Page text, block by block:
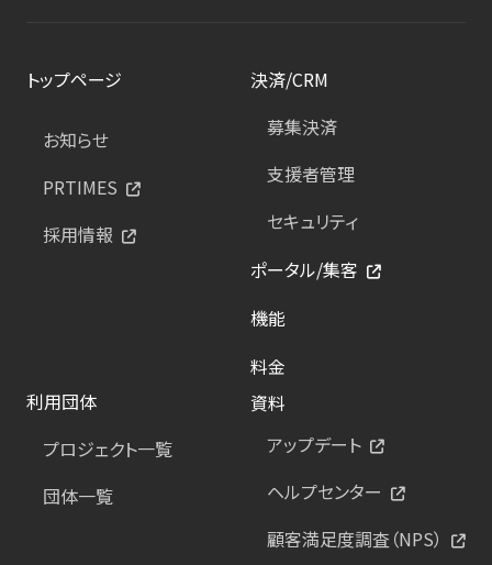
トップページ
お知らせ
PRTIMES
採用情報
決済/CRM
募集決済
支援者管理
セキュリティ
ポータル/集客
機能
料金
利用団体
プロジェクト一覧
団体一覧
資料
アップデート
ヘルプセンター
顧客満足度調査（NPS）